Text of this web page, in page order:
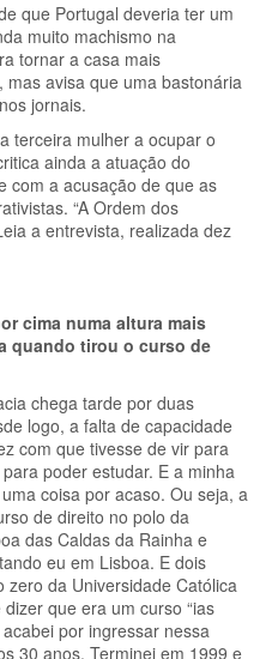
que Portugal deveria ter um
muito machismo na
tornar a casa mais
avisa que uma bastonária
jornais.
terceira mulher a ocupar o
ainda a atuação do
com a acusação de que as
“A Ordem dos
a entrevista, realizada dez
cima numa altura mais
quando tirou o curso de
chega tarde por duas
logo, a falta de capacidade
com que tivesse de vir para
poder estudar. E a minha
coisa por acaso. Ou seja, a
de direito no polo da
das Caldas da Rainha e
eu em Lisboa. E dois
da Universidade Católica
que era um curso “ias
por ingressar nessa
30 anos. Terminei em 1999 e